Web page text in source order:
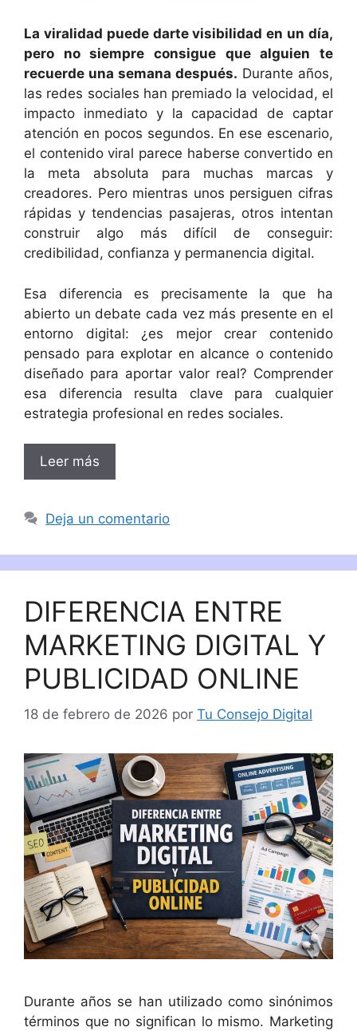
La viralidad puede darte visibilidad en un día,
pero no siempre consigue que alguien te
recuerde una semana después. Durante años,
las redes sociales han premiado la velocidad, el
impacto inmediato y la capacidad de captar
atención en pocos segundos. En ese escenario,
el contenido viral parece haberse convertido en
la meta absoluta para muchas marcas y
creadores. Pero mientras unos persiguen cifras
rápidas y tendencias pasajeras, otros intentan
construir algo más difícil de conseguir:
credibilidad, confianza y permanencia digital.
Esa diferencia es precisamente la que ha
abierto un debate cada vez más presente en el
entorno digital: ¿es mejor crear contenido
pensado para explotar en alcance o contenido
diseñado para aportar valor real? Comprender
esa diferencia resulta clave para cualquier
estrategia profesional en redes sociales.
Leer más
Deja un comentario
DIFERENCIA ENTRE
MARKETING DIGITAL Y
PUBLICIDAD ONLINE
18 de febrero de 2026 por Tu Consejo Digital
Durante años se han utilizado como sinónimos
términos que no significan lo mismo. Marketing